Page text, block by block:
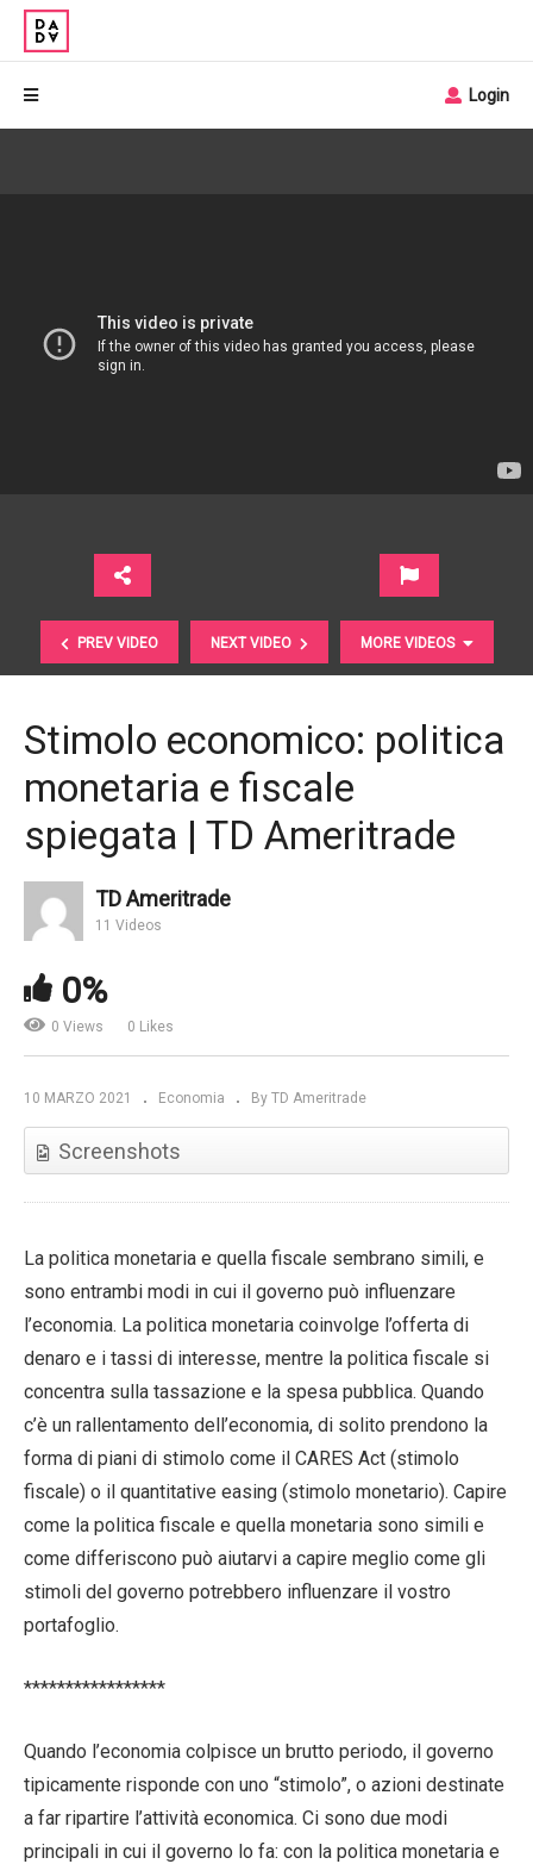
Login
PREV VIDEO NEXT VIDEO MORE VIDEOS
Stimolo economico: politica
monetaria e fiscale
spiegata | TD Ameritrade
TD Ameritrade
11 Videos
0%
0 Views 0 Likes
10 MARZO 2021 Economia By TD Ameritrade
Screenshots
La politica monetaria e quella fiscale sembrano simili, e
sono entrambi modi in cui il governo può influenzare
l’economia. La politica monetaria coinvolge l’offerta di
denaro e i tassi di interesse, mentre la politica fiscale si
concentra sulla tassazione e la spesa pubblica. Quando
c’è un rallentamento dell’economia, di solito prendono la
forma di piani di stimolo come il CARES Act (stimolo
fiscale) o il quantitative easing (stimolo monetario). Capire
come la politica fiscale e quella monetaria sono simili e
come differiscono può aiutarvi a capire meglio come gli
stimoli del governo potrebbero influenzare il vostro
portafoglio.
*****************
Quando l’economia colpisce un brutto periodo, il governo
tipicamente risponde con uno “stimolo”, o azioni destinate
a far ripartire l’attività economica. Ci sono due modi
principali in cui il governo lo fa: con la politica monetaria e